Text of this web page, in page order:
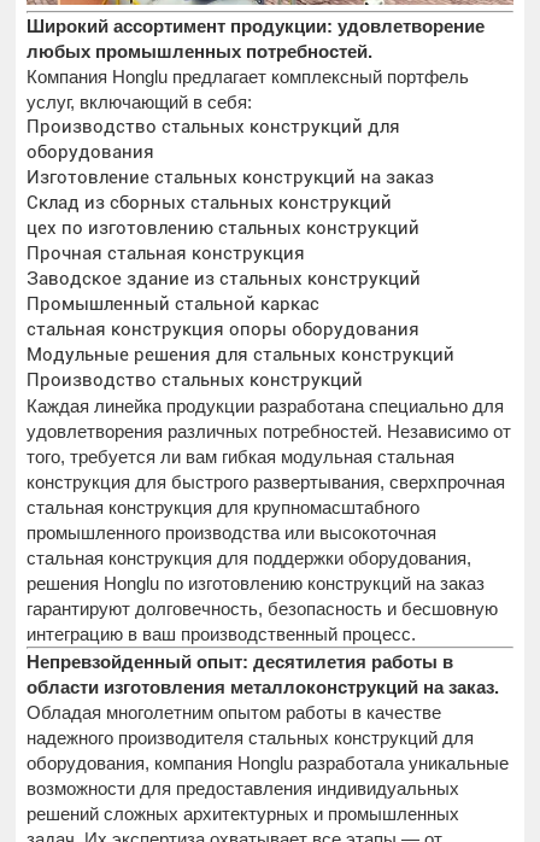
Широкий ассортимент продукции: удовлетворение
любых промышленных потребностей.
Компания Honglu предлагает комплексный портфель
услуг, включающий в себя:
Производство стальных конструкций для
оборудования
Изготовление стальных конструкций на заказ
Склад из сборных стальных конструкций
цех по изготовлению стальных конструкций
Прочная стальная конструкция
Заводское здание из стальных конструкций
Промышленный стальной каркас
стальная конструкция опоры оборудования
Модульные решения для стальных конструкций
Производство стальных конструкций
Каждая линейка продукции разработана специально для
удовлетворения различных потребностей. Независимо от
того, требуется ли вам гибкая модульная стальная
конструкция для быстрого развертывания, сверхпрочная
стальная конструкция для крупномасштабного
промышленного производства или высокоточная
стальная конструкция для поддержки оборудования,
решения Honglu по изготовлению конструкций на заказ
гарантируют долговечность, безопасность и бесшовную
интеграцию в ваш производственный процесс.
Непревзойденный опыт: десятилетия работы в
области изготовления металлоконструкций на заказ.
Обладая многолетним опытом работы в качестве
надежного производителя стальных конструкций для
оборудования, компания Honglu разработала уникальные
возможности для предоставления индивидуальных
решений сложных архитектурных и промышленных